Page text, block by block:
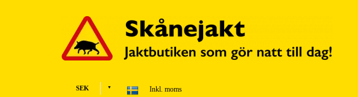
SEK Inkl. moms